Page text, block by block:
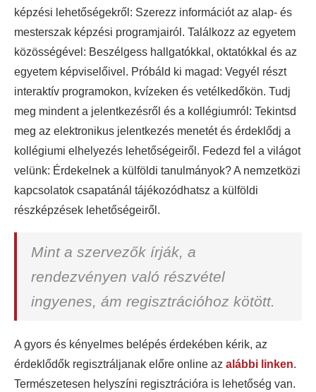
képzési lehetőségekről: Szerezz információt az alap- és
mesterszak képzési programjairól. Találkozz az egyetem
közösségével: Beszélgess hallgatókkal, oktatókkal és az
egyetem képviselőivel. Próbáld ki magad: Vegyél részt
interaktív programokon, kvízeken és vetélkedőkön. Tudj
meg mindent a jelentkezésről és a kollégiumról: Tekintsd
meg az elektronikus jelentkezés menetét és érdeklődj a
kollégiumi elhelyezés lehetőségeiről. Fedezd fel a világot
velünk: Érdekelnek a külföldi tanulmányok? A nemzetközi
kapcsolatok csapatánál tájékozódhatsz a külföldi
részképzések lehetőségeiről.
Mint a szervezők írják, a
rendezvényen való részvétel
ingyenes, ám regisztrációhoz kötött.
A gyors és kényelmes belépés érdekében kérik, az
érdeklődők regisztráljanak előre online az alábbi linken.
Természetesen helyszíni regisztrációra is lehetőség van.